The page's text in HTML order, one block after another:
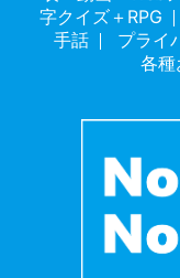
字クイズ＋RPG
手話
プライ
各種